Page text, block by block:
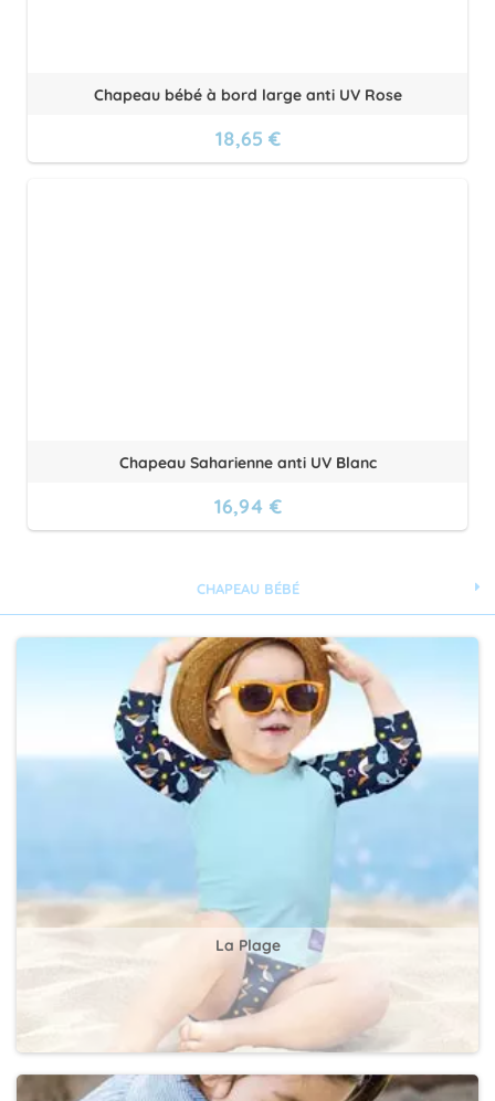
CHAPEAU BÉBÉ
La Plage
Chapeau bébé à bord large anti UV Rose
18,65 €
Chapeau Saharienne anti UV Blanc
16,94 €